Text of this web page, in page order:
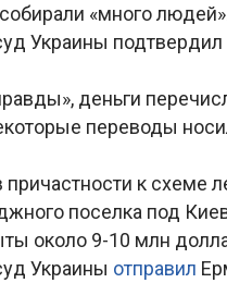
«много
Украины
деньги
переводы
к схеме
поселка под
около 9-10 млн
Украины отправил